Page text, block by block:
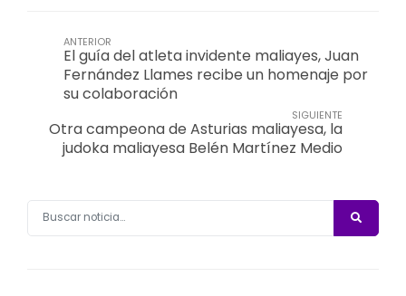
ANTERIOR
El guía del atleta invidente maliayes, Juan
Fernández Llames recibe un homenaje por
su colaboración
SIGUIENTE
Otra campeona de Asturias maliayesa, la
judoka maliayesa Belén Martínez Medio